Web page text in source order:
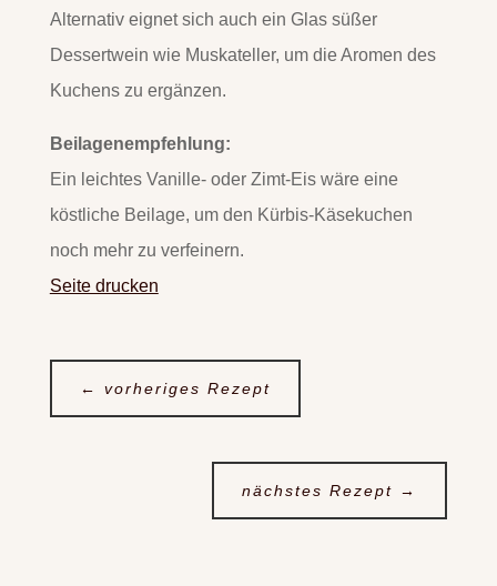
Alternativ eignet sich auch ein Glas süßer
Dessertwein wie Muskateller, um die Aromen des
Kuchens zu ergänzen.
Beilagenempfehlung:
Ein leichtes Vanille- oder Zimt-Eis wäre eine
köstliche Beilage, um den Kürbis-Käsekuchen
noch mehr zu verfeinern.
Seite drucken
← vorheriges Rezept
nächstes Rezept →